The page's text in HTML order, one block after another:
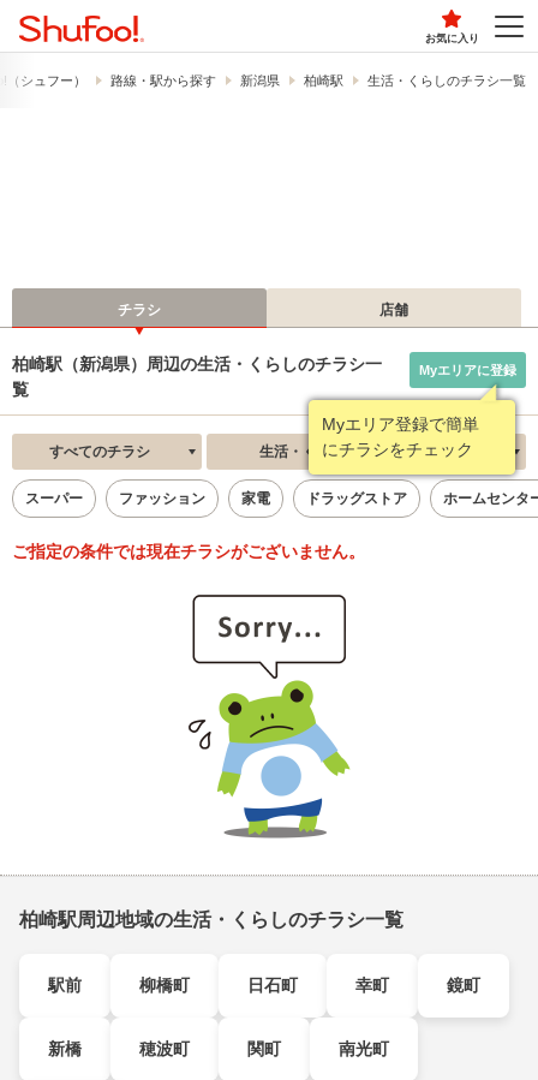
お気に入り
シュフー） 路線・駅から探す 新潟県 柏崎駅 生活・くらしのチラシ一覧
チラシ 店舗
柏崎駅（新潟県）周辺の生活・くらしのチラシ一
覧
Myエリア登録で簡単
にチラシをチェック
Myエリアに登録
すべてのチラシ 生活・くらし 新着順
スーパー ファッション 家電 ドラッグストア ホームセンタ
ご指定の条件では現在チラシがございません。
柏崎駅周辺地域の生活・くらしのチラシ一覧
駅前 柳橋町 日石町 幸町 鏡町
新橋 穂波町 関町 南光町